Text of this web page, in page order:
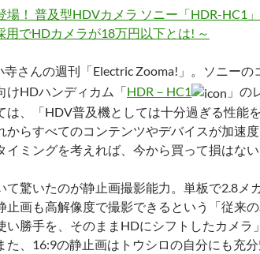
場！ 普及型HDVカメラ ソニー「HDR-HC1
用でHDカメラが18万円以下とは! ～
寺さんの週刊「Electric Zooma!」。ソニーの
けHDハンディカム「HDR－HC1
」の
は、「HDV普及機としては十分過ぎる性能
からすべてのコンテンツやデバイスが加速
イミングを考えれば、今から買って損はない
て驚いたのが静止画撮影能力。単板で2.8メ
止画も高解像度で撮影できるという「従来
い勝手を、そのままHDにシフトしたカメラ
た、16:9の静止画はトウシロの自分にも充